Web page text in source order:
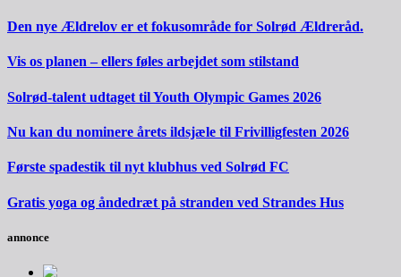
Den nye Ældrelov er et fokusområde for Solrød Ældreråd.
Vis os planen – ellers føles arbejdet som stilstand
Solrød-talent udtaget til Youth Olympic Games 2026
Nu kan du nominere årets ildsjæle til Frivilligfesten 2026
Første spadestik til nyt klubhus ved Solrød FC
Gratis yoga og åndedræt på stranden ved Strandes Hus
annonce